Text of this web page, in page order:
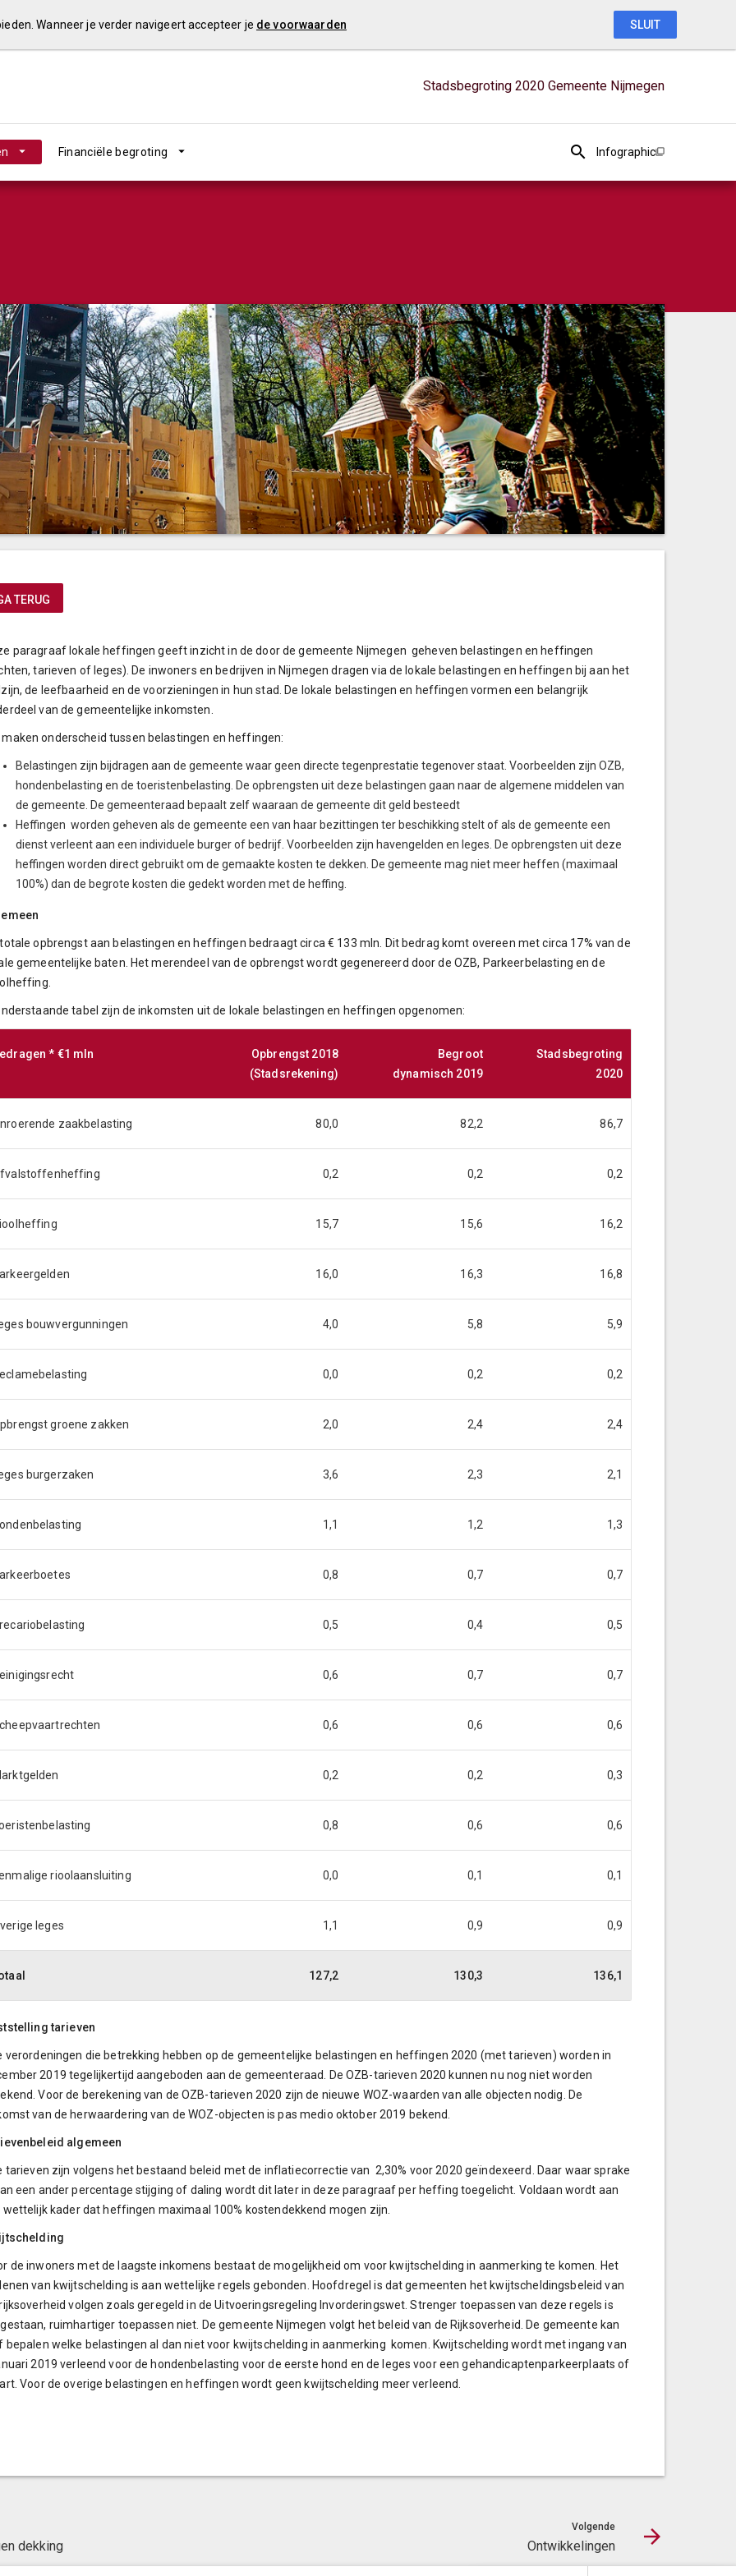
Stadsbegroting 2020 Gemeente Nijmegen
Financiële begroting Infographic
paragraaf lokale heffingen geeft inzicht in de door de gemeente Nijmegen geheven belastingen en heffingen
tarieven of leges). De inwoners en bedrijven in Nijmegen dragen via de lokale belastingen en heffingen bij aan het
de leefbaarheid en de voorzieningen in hun stad. De lokale belastingen en heffingen vormen een belangrijk
van de gemeentelijke inkomsten.
maken onderscheid tussen belastingen en heffingen:
Belastingen zijn bijdragen aan de gemeente waar geen directe tegenprestatie tegenover staat. Voorbeelden zijn OZB,
hondenbelasting en de toeristenbelasting. De opbrengsten uit deze belastingen gaan naar de algemene middelen van
de gemeente. De gemeenteraad bepaalt zelf waaraan de gemeente dit geld besteedt
Heffingen worden geheven als de gemeente een van haar bezittingen ter beschikking stelt of als de gemeente een
dienst verleent aan een individuele burger of bedrijf. Voorbeelden zijn havengelden en leges. De opbrengsten uit deze
heffingen worden direct gebruikt om de gemaakte kosten te dekken. De gemeente mag niet meer heffen (maximaal
100%) dan de begrote kosten die gedekt worden met de heffing.
totale opbrengst aan belastingen en heffingen bedraagt circa € 133 mln. Dit bedrag komt overeen met circa 17% van de
gemeentelijke baten. Het merendeel van de opbrengst wordt gegenereerd door de OZB, Parkeerbelasting en de
tabel zijn de inkomsten uit de lokale belastingen en heffingen opgenomen:
* €1 mln
Opbrengst 2018
(Stadsrekening)
Begroot
dynamisch 2019
Stadsbegroting
2020
zaakbelasting 80,0 82,2 86,7
0,2 0,2 0,2
15,7 15,6 16,2
16,0 16,3 16,8
bouwvergunningen 4,0 5,8 5,9
0,0 0,2 0,2
groene zakken 2,0 2,4 2,4
burgerzaken 3,6 2,3 2,1
1,1 1,2 1,3
0,8 0,7 0,7
0,5 0,4 0,5
0,6 0,7 0,7
0,6 0,6 0,6
0,2 0,2 0,3
0,8 0,6 0,6
rioolaansluiting 0,0 0,1 0,1
leges 1,1 0,9 0,9
127,2 130,3 136,1
tarieven
verordeningen die betrekking hebben op de gemeentelijke belastingen en heffingen 2020 (met tarieven) worden in
2019 tegelijkertijd aangeboden aan de gemeenteraad. De OZB-tarieven 2020 kunnen nu nog niet worden
Voor de berekening van de OZB-tarieven 2020 zijn de nieuwe WOZ-waarden van alle objecten nodig. De
van de herwaardering van de WOZ-objecten is pas medio oktober 2019 bekend.
algemeen
tarieven zijn volgens het bestaand beleid met de inflatiecorrectie van 2,30% voor 2020 geïndexeerd. Daar waar sprake
een ander percentage stijging of daling wordt dit later in deze paragraaf per heffing toegelicht. Voldaan wordt aan
wettelijk kader dat heffingen maximaal 100% kostendekkend mogen zijn.
de inwoners met de laagste inkomens bestaat de mogelijkheid om voor kwijtschelding in aanmerking te komen. Het
van kwijtschelding is aan wettelijke regels gebonden. Hoofdregel is dat gemeenten het kwijtscheldingsbeleid van
volgen zoals geregeld in de Uitvoeringsregeling Invorderingswet. Strenger toepassen van deze regels is
ruimhartiger toepassen niet. De gemeente Nijmegen volgt het beleid van de Rijksoverheid. De gemeente kan
bepalen welke belastingen al dan niet voor kwijtschelding in aanmerking komen. Kwijtschelding wordt met ingang van
2019 verleend voor de hondenbelasting voor de eerste hond en de leges voor een gehandicaptenparkeerplaats of
Voor de overige belastingen en heffingen wordt geen kwijtschelding meer verleend.
dekking
Volgende
Ontwikkelingen
TERUG
Wanneer je verder navigeert accepteer je de voorwaarden SLUIT